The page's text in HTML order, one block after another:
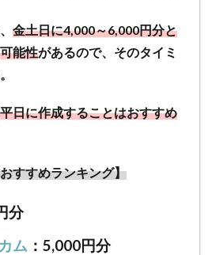
金土日に4,000～6,000円分と
能性があるので、そのタイミ
日に作成することはおすすめ
すすめランキング】
分
ム ：5,000円分